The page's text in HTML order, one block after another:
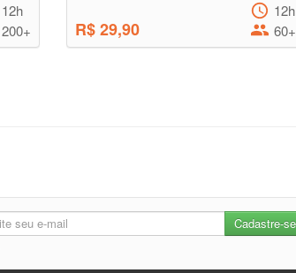
12h
200+
R$ 29,90
12h
60+